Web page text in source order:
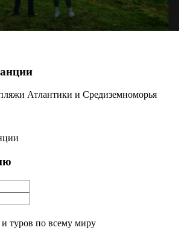
Атлантики и Средиземноморья
и туров по всему миру